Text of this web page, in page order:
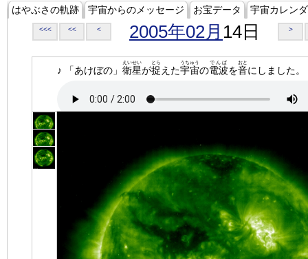
はやぶさの軌跡 宇宙からのメッセージ お宝データ 宇宙カレン
<<< << < 2005年02月 14日 >
♪ 「あけぼの」 衛星
えいせい
が捉
とら
えた宇宙
うちゅう
の電波
でんぱ
を音
おと
にしました。